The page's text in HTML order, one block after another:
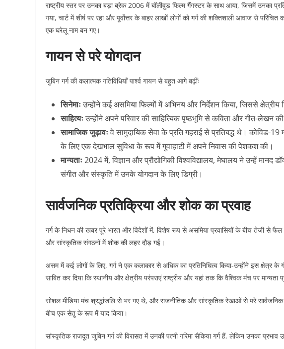
राष्ट्रीय स्तर पर उनका बड़ा ब्रेक 2006 में बॉलीवुड फिल्म गैंगस्टर के साथ आया, जिसमें उनका
गया, चार्ट में शीर्ष पर रहा और पूर्वोत्तर के बाहर लाखों लोगों को गर्ग की शक्तिशाली आवाज से
एक घरेलू नाम बन गए।
गायन से परे योगदान
जुबिन गर्ग की कलात्मक गतिविधियाँ पार्श्व गायन से बहुत आगे बढ़ींः
सिनेमाःउन्होंने कई असमिया फिल्मों में अभिनय और निर्देशन किया, जिससे क्षेत्रीय
साहित्यःउन्होंने अपने परिवार की साहित्यिक पृष्ठभूमि से कविता और गीत-लेखन
सामाजिक जुड़ावःवे सामुदायिक सेवा के प्रति गहराई से प्रतिबद्ध थे। कोविड-19
के लिए एक देखभाल सुविधा के रूप में गुवाहाटी में अपने निवास की पेशकश की।
मान्यताः2024 में, विज्ञान और प्रौद्योगिकी विश्वविद्यालय, मेघालय ने उन्हें
संगीत और संस्कृति में उनके योगदान के लिए डिग्री।
सार्वजनिक प्रतिक्रिया और शोक का प्रवाह
गर्ग के निधन की खबर पूरे भारत और विदेशों में, विशेष रूप से असमिया प्रवासियों के बीच तेजी से
और सांस्कृतिक संगठनों में शोक की लहर दौड़ गई।
असम में कई लोगों के लिए, गर्ग ने एक कलाकार से अधिक का प्रतिनिधित्व किया-उन्होंने इस क्षेत्र
साबित कर दिया कि स्थानीय और क्षेत्रीय परंपराएं राष्ट्रीय और यहां तक कि वैश्विक मंच पर मान्यता
सोशल मीडिया मंच श्रद्धांजलि से भर गए थे, और राजनीतिक और सांस्कृतिक रेखाओं से परे सार्वजनिक
बीच एक सेतु के रूप में याद किया।
सांस्कृतिक राजदूत जुबिन गर्ग की विरासत में उनकी पत्नी गरिमा सैकिया गर्ग हैं, लेकिन उनका प्रभाव